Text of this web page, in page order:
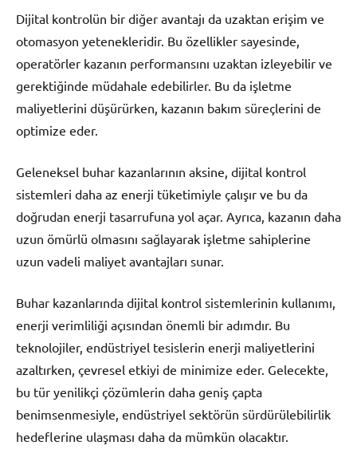
Dijital kontrolün bir diğer avantajı da uzaktan erişim ve
otomasyon yetenekleridir. Bu özellikler sayesinde,
operatörler kazanın performansını uzaktan izleyebilir ve
gerektiğinde müdahale edebilirler. Bu da işletme
maliyetlerini düşürürken, kazanın bakım süreçlerini de
optimize eder.
Geleneksel buhar kazanlarının aksine, dijital kontrol
sistemleri daha az enerji tüketimiyle çalışır ve bu da
doğrudan enerji tasarrufuna yol açar. Ayrıca, kazanın daha
uzun ömürlü olmasını sağlayarak işletme sahiplerine
uzun vadeli maliyet avantajları sunar.
Buhar kazanlarında dijital kontrol sistemlerinin kullanımı,
enerji verimliliği açısından önemli bir adımdır. Bu
teknolojiler, endüstriyel tesislerin enerji maliyetlerini
azaltırken, çevresel etkiyi de minimize eder. Gelecekte,
bu tür yenilikçi çözümlerin daha geniş çapta
benimsenmesiyle, endüstriyel sektörün sürdürülebilirlik
hedeflerine ulaşması daha da mümkün olacaktır.